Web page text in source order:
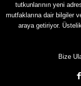
tutkunlarının yeni
mutfaklarına dair bilgiler
araya getiriyor.
Bize